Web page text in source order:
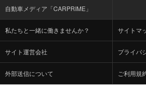
自動車メディア「CARPRIME」
私たちと一緒に働きませんか？ サイトマ
サイト運営会社 プライバ
外部送信について ご利用規